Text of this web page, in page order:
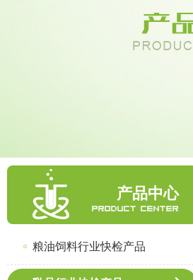
产品中心
粮油饲料行业快检产品